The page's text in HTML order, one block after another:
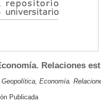
Relaciones
Geopolítica, Economía.
Publicada